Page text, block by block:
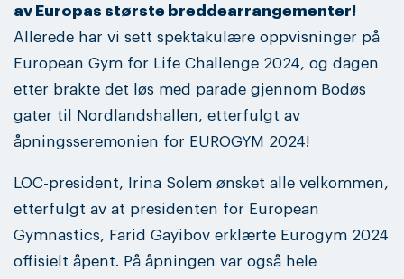
av Europas største breddearrangementer!
Allerede har vi sett spektakulære oppvisninger på
European Gym for Life Challenge 2024, og dagen
etter brakte det løs med parade gjennom Bodøs
gater til Nordlandshallen, etterfulgt av
åpningsseremonien for EUROGYM 2024!
LOC-president, Irina Solem ønsket alle velkommen,
etterfulgt av at presidenten for European
Gymnastics, Farid Gayibov erklærte Eurogym 2024
offisielt åpent. På åpningen var også hele